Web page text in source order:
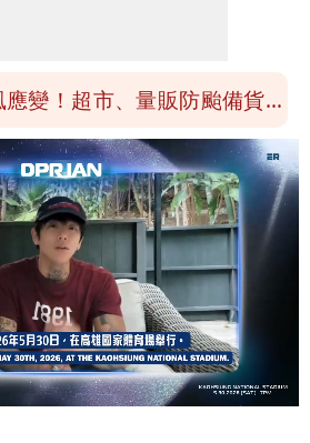
嗆：李白、杜甫用鮮卑文寫
變！超市、量販防颱備貨
1開搶
局！淡水漁人碼頭煙火秀延
30壓軸登場
泡瑪特！星冰樂可拿免費好
「臭到想丟」 內行曝原
天別穿
22年罕見現身機場 59歲零
態曝光
Loaded:
100.00%